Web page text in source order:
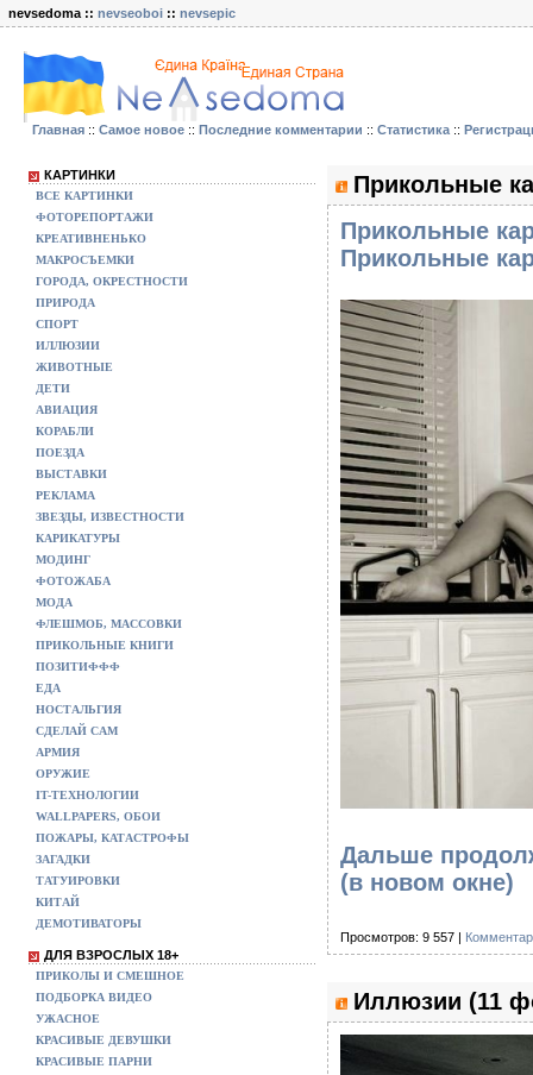
nevsedoma :: nevseoboi :: nevsepic
Главная :: Самое новое :: Последние комментарии :: Статистика ::
КАРТИНКИ
ВСЕ КАРТИНКИ
ФОТОРЕПОРТАЖИ
КРЕАТИВНЕНЬКО
МАКРОСЪЕМКИ
ГОРОДА, ОКРЕСТНОСТИ
ПРИРОДА
СПОРТ
ИЛЛЮЗИИ
ЖИВОТНЫЕ
ДЕТИ
АВИАЦИЯ
КОРАБЛИ
ПОЕЗДА
ВЫСТАВКИ
РЕКЛАМА
ЗВЕЗДЫ, ИЗВЕСТНОСТИ
КАРИКАТУРЫ
МОДИНГ
ФОТОЖАБА
МОДА
ФЛЕШМОБ, МАССОВКИ
ПРИКОЛЬНЫЕ КНИГИ
ПОЗИТИФФФ
ЕДА
НОСТАЛЬГИЯ
СДЕЛАЙ САМ
АРМИЯ
ОРУЖИЕ
IT-ТЕХНОЛОГИИ
WALLPAPERS, ОБОИ
ПОЖАРЫ, КАТАСТРОФЫ
ЗАГАДКИ
ТАТУИРОВКИ
КИТАЙ
ДЕМОТИВАТОРЫ
ДЛЯ ВЗРОСЛЫХ 18+
ПРИКОЛЫ И СМЕШНОЕ
ПОДБОРКА ВИДЕО
УЖАСНОЕ
КРАСИВЫЕ ДЕВУШКИ
КРАСИВЫЕ ПАРНИ
Прикольные
Прикольные
Прикольные
Дальше
(в новом окне)
Просмотров: 9 557 |
Иллюзии (11